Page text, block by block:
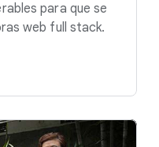
para que se
web full stack.